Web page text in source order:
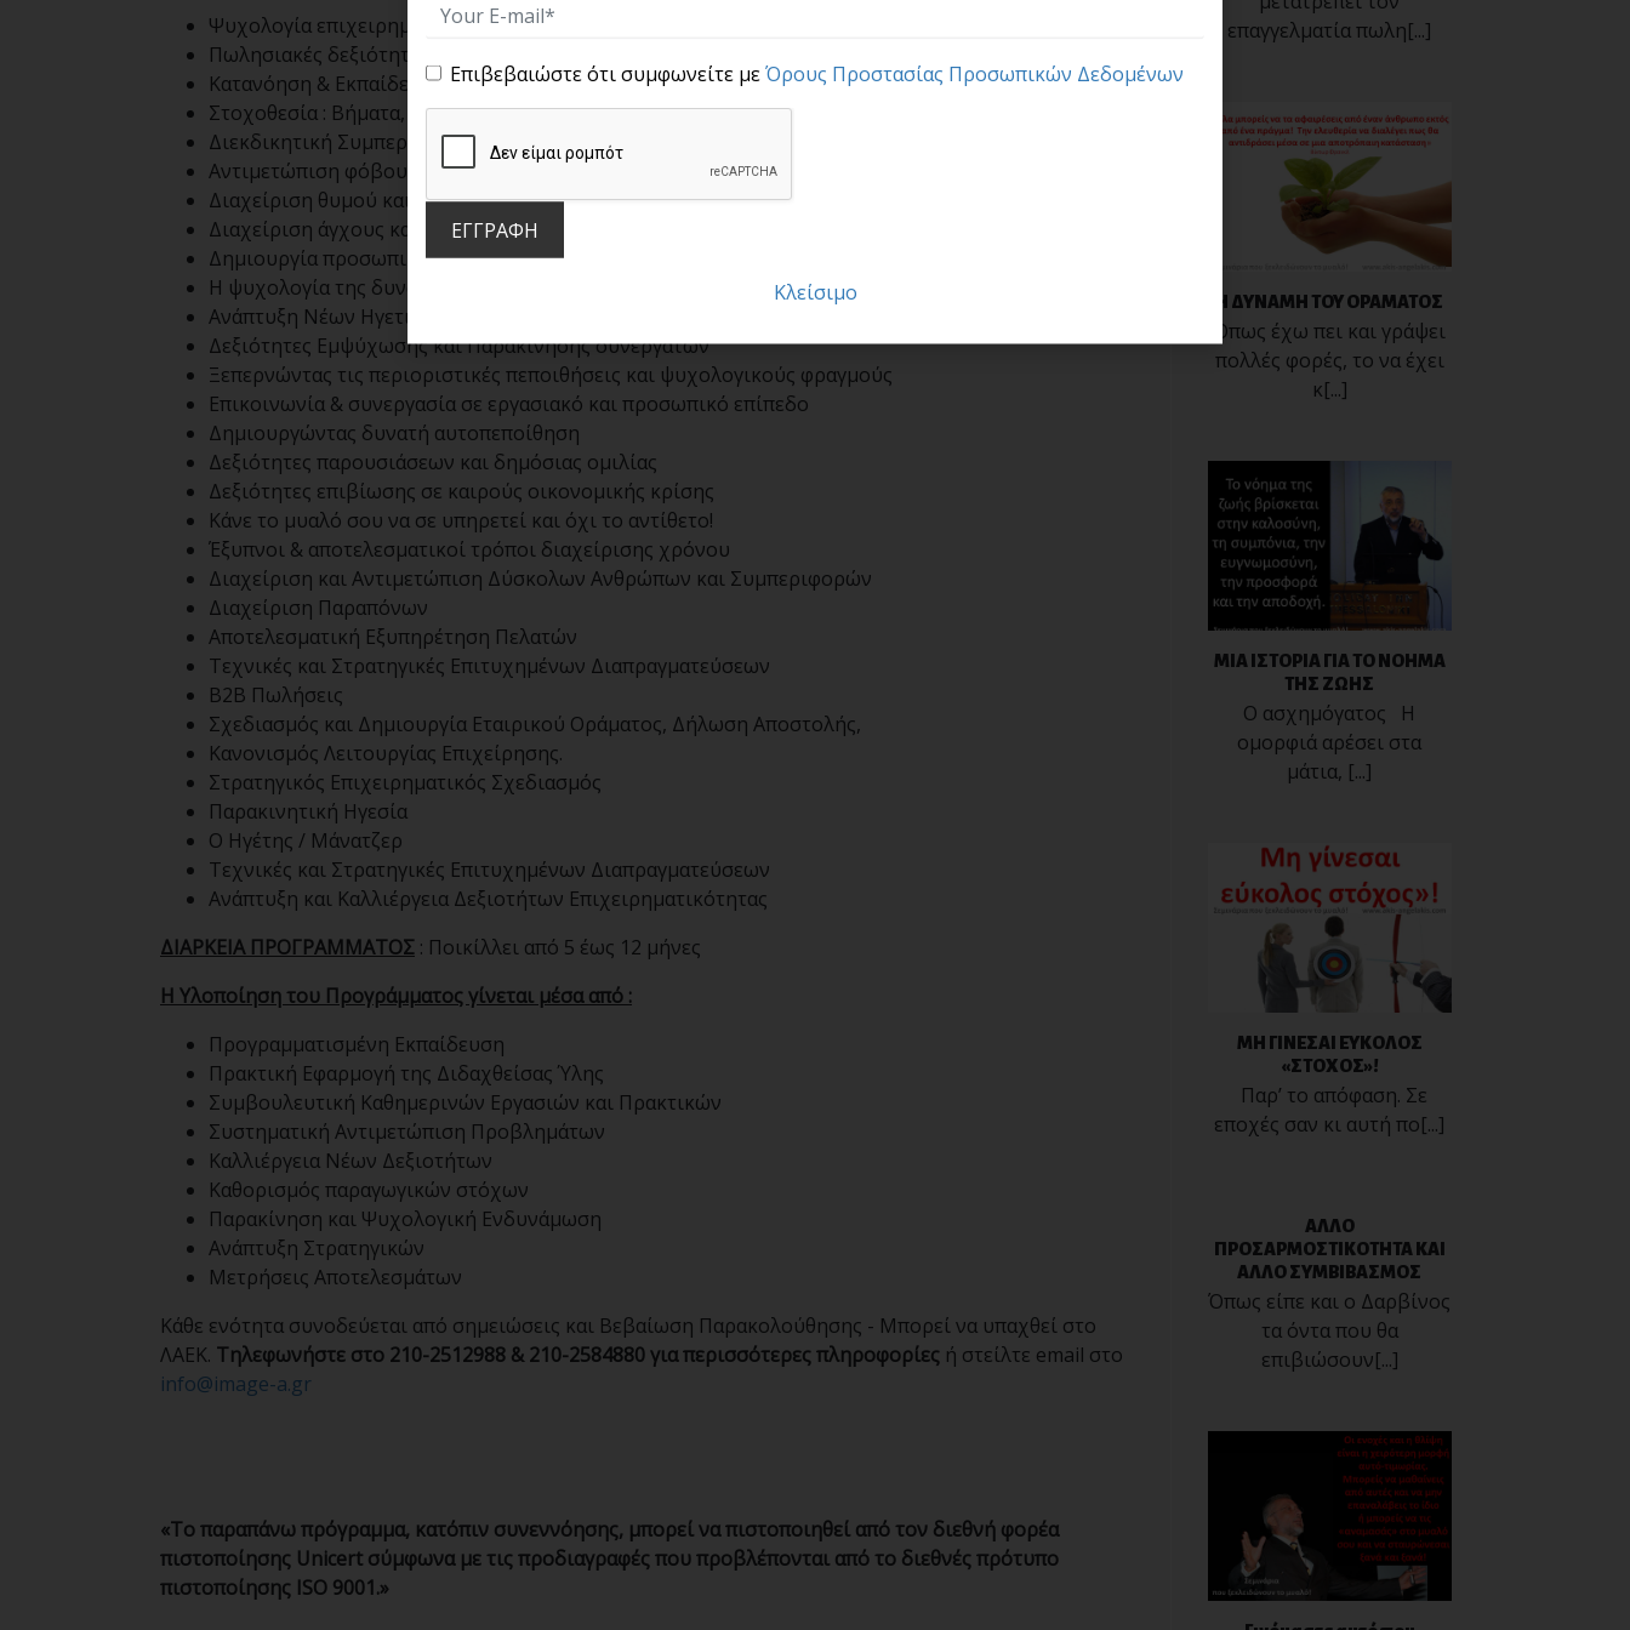
Ψυχολογία επιχειρηματία/ πωλητή
Πωλησιακές δεξιότητες
Κατανόηση & Εκπαίδευση στην ψυχολογία πελατών
Στοχοθεσία : Βήματα, τρόποι και τεχνικές επίτευξης στόχων
Διεκδικητική Συμπεριφορά
Αντιμετώπιση φόβου : Μέθοδοι και τεχνικές διαχείρισης φόβου
Διαχείριση θυμού και συγκρούσεων
Διαχείριση άγχους και αγωνίας: Η τέχνη της χαλάρωσης
Δημιουργία προσωπικού οράματος & σκοπού ζωής
Η ψυχολογία της δυνατής θέλησης : Οι 18 παράγοντες
Ανάπτυξη Νέων Ηγετικών Δεξιοτήτων
Δεξιότητες Εμψύχωσης και Παρακίνησης συνεργατών
Ξεπερνώντας τις περιοριστικές πεποιθήσεις και ψυχολογικούς φραγμούς
Επικοινωνία & συνεργασία σε εργασιακό και προσωπικό επίπεδο
Δημιουργώντας δυνατή αυτοπεποίθηση
Δεξιότητες παρουσιάσεων και δημόσιας ομιλίας
Δεξιότητες επιβίωσης σε καιρούς οικονομικής κρίσης
Κάνε το μυαλό σου να σε υπηρετεί και όχι το αντίθετο!
Έξυπνοι & αποτελεσματικοί τρόποι διαχείρισης χρόνου
Διαχείριση και Αντιμετώπιση Δύσκολων Ανθρώπων και Συμπεριφορών
Διαχείριση Παραπόνων
Αποτελεσματική Εξυπηρέτηση Πελατών
Τεχνικές και Στρατηγικές Επιτυχημένων Διαπραγματεύσεων
B2B Πωλήσεις
Σχεδιασμός και Δημιουργία Εταιρικού Οράματος, Δήλωση Αποστολής,
Κανονισμός Λειτουργίας Επιχείρησης.
Στρατηγικός Επιχειρηματικός Σχεδιασμός
Παρακινητική Ηγεσία
O Ηγέτης / Μάνατζερ
Τεχνικές και Στρατηγικές Επιτυχημένων Διαπραγματεύσεων
Ανάπτυξη και Καλλιέργεια Δεξιοτήτων Επιχειρηματικότητας
ΔΙΑΡΚΕΙΑ ΠΡΟΓΡΑΜΜΑΤΟΣ : Ποικίλλει από 5 έως 12 μήνες
Η Υλοποίηση του Προγράμματος γίνεται μέσα από :
Προγραμματισμένη Εκπαίδευση
Πρακτική Εφαρμογή της Διδαχθείσας Ύλης
Συμβουλευτική Καθημερινών Εργασιών και Πρακτικών
Συστηματική Αντιμετώπιση Προβλημάτων
Καλλιέργεια Νέων Δεξιοτήτων
Καθορισμός παραγωγικών στόχων
Παρακίνηση και Ψυχολογική Ενδυνάμωση
Ανάπτυξη Στρατηγικών
Μετρήσεις Αποτελεσμάτων
Κάθε ενότητα συνοδεύεται από σημειώσεις και Βεβαίωση Παρακολούθησης - Μπορεί να υπαχθεί στο
ΛΑΕΚ. Τηλεφωνήστε στο 210-2512988 & 210-2584880 για περισσότερες πληροφορίες ή στείλτε email στο
info@image-a.gr
«Το παραπάνω πρόγραμμα, κατόπιν συνεννόησης, μπορεί να πιστοποιηθεί από τον διεθνή φορέα
πιστοποίησης Unicert σύμφωνα με τις προδιαγραφές που προβλέπονται από το διεθνές πρότυπο
πιστοποίησης ISO 9001.»
επαγγελματία πωλη[...]
Η ΔΥΝΑΜΗ ΤΟΥ ΟΡΑΜΑΤΟΣ
Όπως έχω πει και γράψει
πολλές φορές, το να έχει
κ[...]
ΜΙΑ ΙΣΤΟΡΙΑ ΓΙΑ ΤΟ ΝΟΗΜΑ
ΤΗΣ ΖΩΗΣ
Ο ασχημόγατος Η
ομορφιά αρέσει στα
μάτια, [...]
ΜΗ ΓΙΝΕΣΑΙ ΕΥΚΟΛΟΣ
«ΣΤΟΧΟΣ»!
Παρ’ το απόφαση. Σε
εποχές σαν κι αυτή πο[...]
ΑΛΛΟ
ΠΡΟΣΑΡΜΟΣΤΙΚΟΤΗΤΑ ΚΑΙ
ΑΛΛΟ ΣΥΜΒΙΒΑΣΜΟΣ
Όπως είπε και ο Δαρβίνος
τα όντα που θα
επιβιώσουν[...]
Επιβεβαιώστε ότι συμφωνείτε μεΌρους Προστασίας Προσωπικών Δεδομένων
ΕΓΓΡΑΦΗ
Κλείσιμο